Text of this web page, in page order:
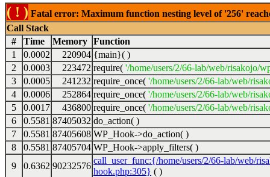
( ! ) Fatal error: Maximum function nesting level of '256'
Call Stack
#
Time Memory Function
1
0.0002 220904 {main}( )
2
0.0003 223472 require( '/home/users/2/66-lab/web/risakojo/
3
0.0005 241232 require_once( '/home/users/2/66-lab/web/
4
0.0006 252864 require_once( '/home/users/2/66-lab/web/
5
0.0017 436800 require_once( '/home/users/2/66-lab/web/
6
0.5581 87405032 do_action( )
7
0.5581 87405608 WP_Hook->do_action( )
8
0.5581 87405704 WP_Hook->apply_filters( )
9
0.6362 90232576
call_user_func:{/home/users/2/66-lab/web/
hook.php:305} ( )